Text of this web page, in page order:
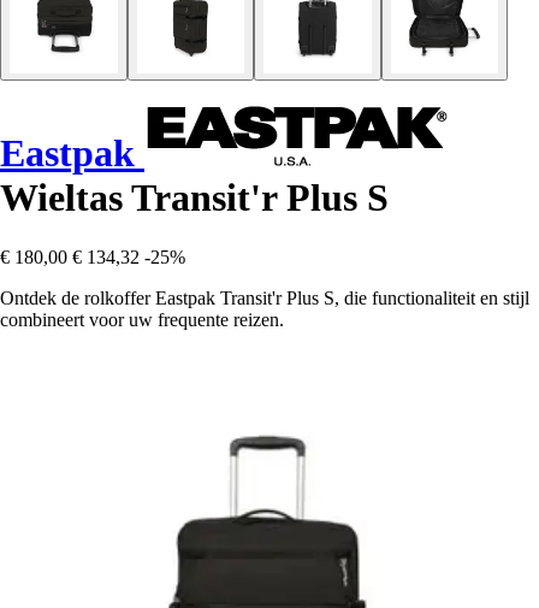
Eastpak
Wieltas Transit'r Plus S
€ 180,00 € 134,32 -25%
Ontdek de rolkoffer Eastpak Transit'r Plus S, die functionaliteit en stijl
combineert voor uw frequente reizen.